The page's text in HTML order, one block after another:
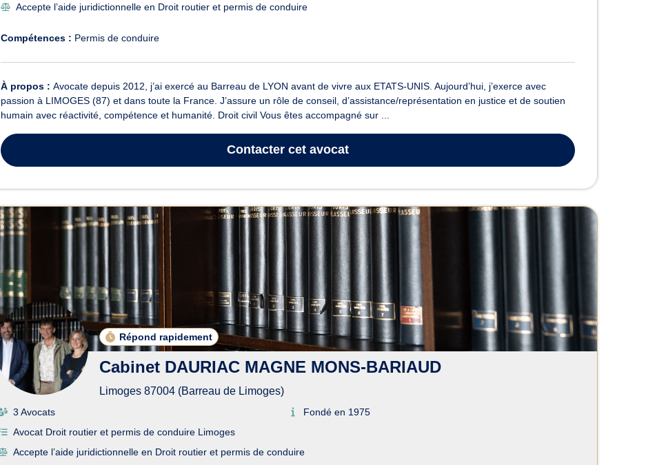
Accepte l’aide juridictionnelle en Droit routier et permis de conduire
Compétences : Permis de conduire
À propos : Avocate depuis 2012, j’ai exercé au Barreau de LYON avant de vivre aux ETATS-UNIS. Aujourd’hui, j’exerce avec
passion à LIMOGES (87) et dans toute la France. J’assure un rôle de conseil, d’assistance/représentation en justice et de soutien
humain avec réactivité, compétence et humanité. Droit civil Vous êtes accompagné sur ...
Contacter cet avocat
Répond rapidement
Cabinet DAURIAC MAGNE MONS-BARIAUD
Limoges 87004 (Barreau de Limoges)
3 Avocats
Fondé en 1975
Avocat Droit routier et permis de conduire Limoges
Accepte l’aide juridictionnelle en Droit routier et permis de conduire